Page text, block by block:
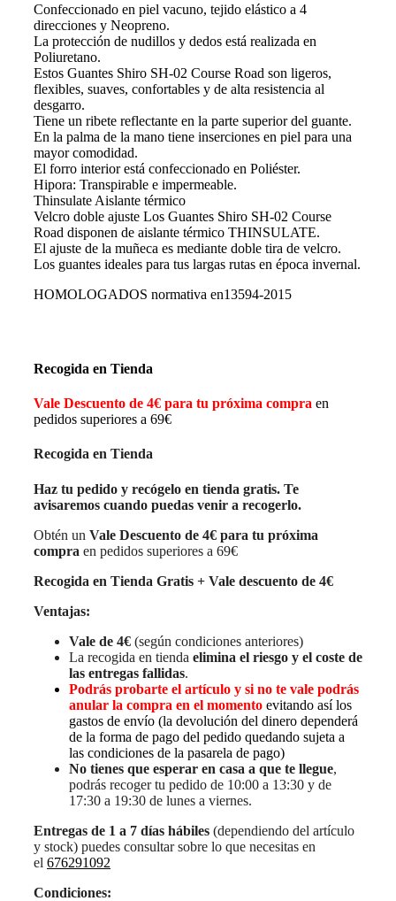
Confeccionado en piel vacuno, tejido elástico a 4
direcciones y Neopreno.
La protección de nudillos y dedos está realizada en
Poliuretano.
Estos Guantes Shiro SH-02 Course Road son ligeros,
flexibles, suaves, confortables y de alta resistencia al
desgarro.
Tiene un ribete reflectante en la parte superior del guante.
En la palma de la mano tiene inserciones en piel para una
mayor comodidad.
El forro interior está confeccionado en Poliéster.
Hipora: Transpirable e impermeable.
Thinsulate Aislante térmico
Velcro doble ajuste Los Guantes Shiro SH-02 Course
Road disponen de aislante térmico THINSULATE.
El ajuste de la muñeca es mediante doble tira de velcro.
Los guantes ideales para tus largas rutas en época invernal.
HOMOLOGADOS normativa en13594-2015
Recogida en Tienda
Vale Descuento de 4€ para tu próxima compra en
pedidos superiores a 69€
Recogida en Tienda
Haz tu pedido y recógelo en tienda gratis. Te
avisaremos cuando puedas venir a recogerlo.
Obtén un Vale Descuento de 4€ para tu próxima
compra en pedidos superiores a 69€
Recogida en Tienda Gratis + Vale descuento de 4€
Ventajas:
Vale de 4€ (según condiciones anteriores)
La recogida en tienda elimina el riesgo y el coste de
las entregas fallidas.
Podrás probarte el artículo y si no te vale podrás
anular la compra en el momento evitando así los
gastos de envío (la devolución del dinero dependerá
de la forma de pago del pedido quedando sujeta a
las condiciones de la pasarela de pago)
No tienes que esperar en casa a que te llegue,
podrás recoger tu pedido de 10:00 a 13:30 y de
17:30 a 19:30 de lunes a viernes.
Entregas de 1 a 7 días hábiles (dependiendo del artículo
y stock) puedes consultar sobre lo que necesitas en
el 676291092
Condiciones: